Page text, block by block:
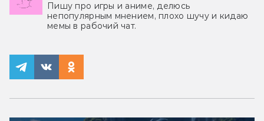
Пишу про игры и аниме, делюсь
непопулярным мнением, плохо шучу и кидаю
мемы в рабочий чат.